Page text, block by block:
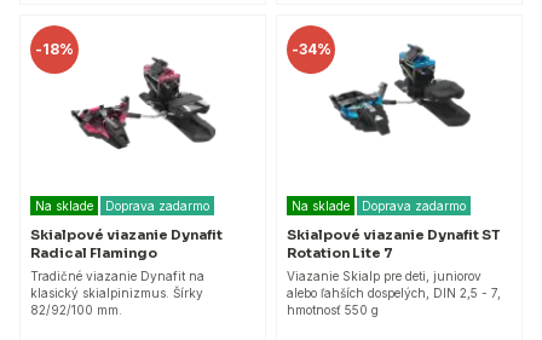
-18%
Na sklade Doprava zadarmo
Skialpové viazanie Dynafit
Radical Flamingo
Tradičné viazanie Dynafit na
klasický skialpinizmus. Šírky
82/92/100 mm.
-34%
Na sklade Doprava zadarmo
Skialpové viazanie Dynafit ST
Rotation Lite 7
Viazanie Skialp pre deti, juniorov
alebo ľahších dospelých, DIN 2,5 - 7,
hmotnosť 550 g